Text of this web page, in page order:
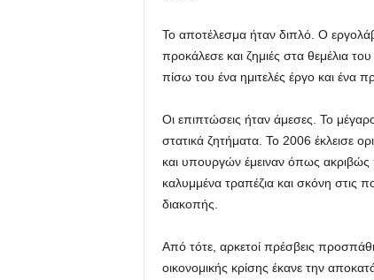
Το αποτέλεσμα ήταν διπλό. Ο
προκάλεσε και ζημιές στα θεμέλια
πίσω του ένα ημιτελές έργο και ένα
Οι επιπτώσεις ήταν άμεσες. Το
στατικά ζητήματα. Το 2006 έκλεισε
και υπουργών έμειναν όπως ακριβώς
καλυμμένα τραπέζια και σκόνη στις
διακοπής.
Από τότε, αρκετοί πρέσβεις
οικονομικής κρίσης έκανε την